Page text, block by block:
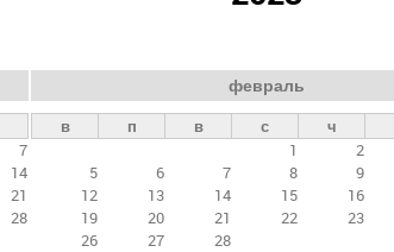
7
14
21
28
февраль
в п в с ч
1
2
5
6 7 8 9
12
13 14 15 16
19
20 21 22 23
26
27 28